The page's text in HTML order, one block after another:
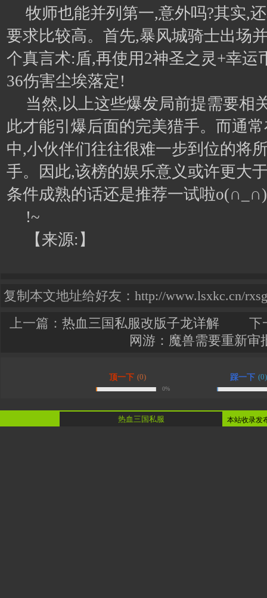
牧师也能并列第一,意外吗?其实,
要求比较高。首先,暴风城骑士出场
个真言术:盾,再使用2神圣之灵+幸运
36伤害尘埃落定!
当然,以上这些爆发局前提需要相
此才能引爆后面的完美猎手。而通
中,小伙伴们往往很难一步到位的将
手。因此,该榜的娱乐意义或许更大
条件成熟的话还是推荐一试啦
!~
【来源:】
复制本文地址给好友：http://www.lsxkc.cn/
上一篇： 热血三国私服改版子龙详解下一
网游：魔兽需要重新审
顶一下 (0)
0%
踩一下 (0)
热血三国私服 本站收录发